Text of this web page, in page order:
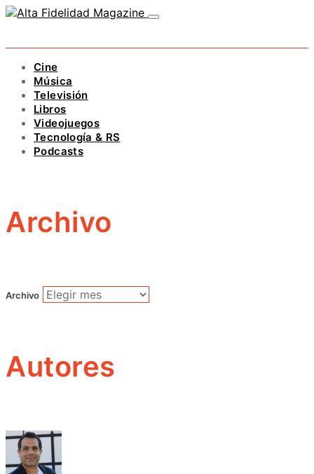
Cine
Música
Televisión
Libros
Videojuegos
Tecnología & RS
Podcasts
Archivo
Archivo
Autores